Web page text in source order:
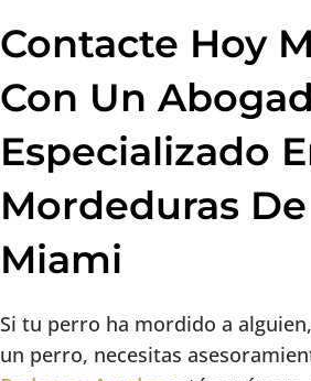
Contacte Hoy
Con Un
Especializado
Mordeduras
Miami
Si tu perro ha mordido a
un perro, necesitas